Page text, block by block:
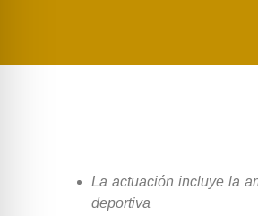
La actuación incluye la
deportiva